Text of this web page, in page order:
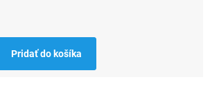
Pridať do košíka